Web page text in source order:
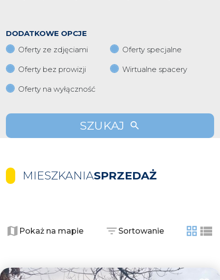
DODATKOWE OPCJE
Oferty ze zdjęciami
Oferty specjalne
Oferty bez prowizji Wirtualne spacery
Oferty na wyłączność
SZUKAJ
MIESZKANIASPRZEDAŻ
−Pokaż na mapie Sortowanie
tabela